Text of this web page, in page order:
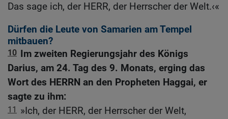
Das sage ich, der HERR, der Herrscher der Welt.‹«
Dürfen die Leute von Samarien am Tempel
mitbauen?
10 Im zweiten Regierungsjahr des Königs
Darius, am 24. Tag des 9. Monats, erging das
Wort des HERRN an den Propheten Haggai, er
sagte zu ihm:
11
»Ich, der HERR, der Herrscher der Welt,